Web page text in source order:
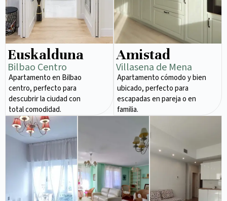
Euskalduna
Bilbao Centro
Apartamento en Bilbao
centro, perfecto para
descubrir la ciudad con
total comodidad.
Amistad
Villasena de Mena
Apartamento cómodo y bien
ubicado, perfecto para
escapadas en pareja o en
familia.